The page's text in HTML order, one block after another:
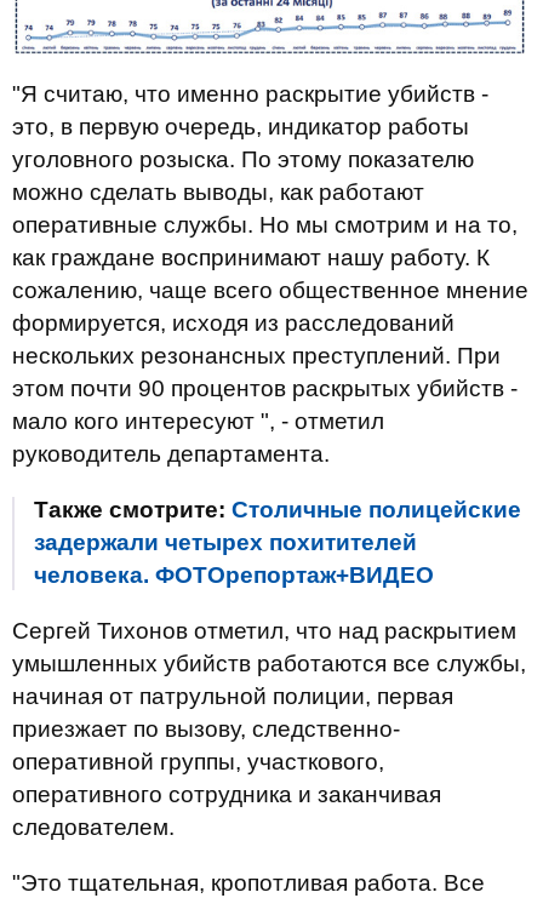
"Я считаю, что именно раскрытие убийств -
это, в первую очередь, индикатор работы
уголовного розыска. По этому показателю
можно сделать выводы, как работают
оперативные службы. Но мы смотрим и на то,
как граждане воспринимают нашу работу. К
сожалению, чаще всего общественное мнение
формируется, исходя из расследований
нескольких резонансных преступлений. При
этом почти 90 процентов раскрытых убийств -
мало кого интересуют ", - отметил
руководитель департамента.
Также смотрите: Столичные полицейские
задержали четырех похитителей
человека. ФОТОрепортаж+ВИДЕО
Сергей Тихонов отметил, что над раскрытием
умышленных убийств работаются все службы,
начиная от патрульной полиции, первая
приезжает по вызову, следственно-
оперативной группы, участкового,
оперативного сотрудника и заканчивая
следователем.
"Это тщательная, кропотливая работа. Все